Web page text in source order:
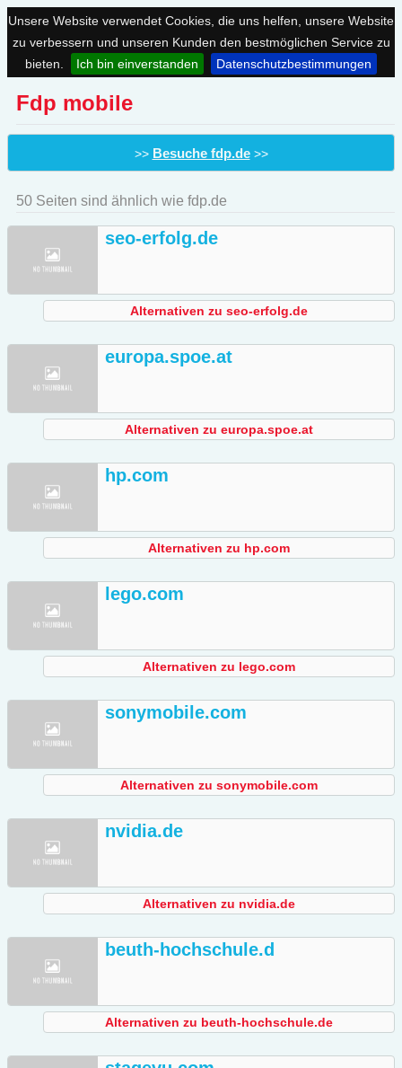
Unsere Website verwendet Cookies, die uns helfen, unsere Website
zu verbessern und unseren Kunden den bestmöglichen Service zu
bieten.
Ich bin einverstanden Datenschutzbestimmungen
Fdp mobile
>> Besuche fdp.de>>
50 Seiten sind ähnlich wie fdp.de
seo-erfolg.de
Alternativen zu seo-erfolg.de
europa.spoe.at
Alternativen zu europa.spoe.at
hp.com
Alternativen zu hp.com
lego.com
Alternativen zu lego.com
sonymobile.com
Alternativen zu sonymobile.com
nvidia.de
Alternativen zu nvidia.de
beuth-hochschule.d
Alternativen zu beuth-hochschule.de